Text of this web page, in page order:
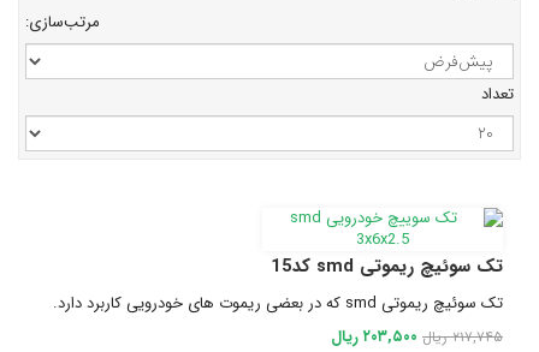
مرتب‌سازی:
تعداد
تک سوئیچ ریموتی smd کد15
تک سوئیچ ریموتی smd که در بعضی ریموت های خودرویی کاربرد دارد.
۲۱۷,۷۴۵ ریال ۲۰۳,۵۰۰ ریال